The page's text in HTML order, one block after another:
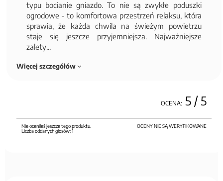
typu bocianie gniazdo. To nie są zwykłe poduszki
ogrodowe - to komfortowa przestrzeń relaksu, która
sprawia, że każda chwila na świeżym powietrzu
staje się jeszcze przyjemniejsza. Najważniejsze
zalety...
Więcej szczegółów
OCENA: 5/ 5
OCENY NIE SĄ WERYFIKOWANE
Nie oceniłeś jeszcze tego produktu.
Liczba oddanych głosów:1